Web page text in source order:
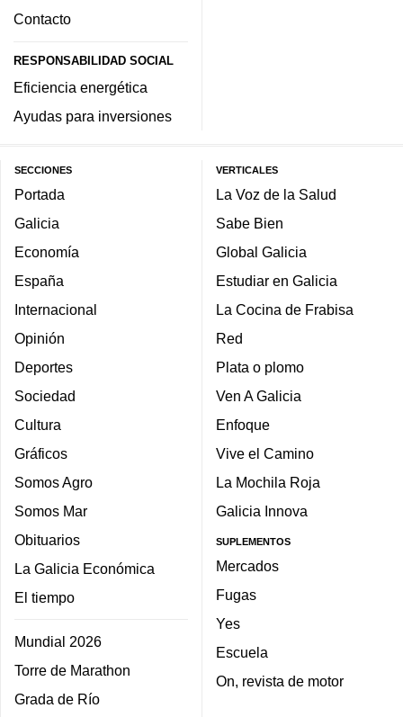
Contacto
RESPONSABILIDAD SOCIAL
Eficiencia energética
Ayudas para inversiones
SECCIONES
Portada
Galicia
Economía
España
Internacional
Opinión
Deportes
Sociedad
Cultura
Gráficos
Somos Agro
Somos Mar
Obituarios
La Galicia Económica
El tiempo
Mundial 2026
Torre de Marathon
Grada de Río
VERTICALES
La Voz de la Salud
Sabe Bien
Global Galicia
Estudiar en Galicia
La Cocina de Frabisa
Red
Plata o plomo
Ven A Galicia
Enfoque
Vive el Camino
La Mochila Roja
Galicia Innova
SUPLEMENTOS
Mercados
Fugas
Yes
Escuela
On, revista de motor